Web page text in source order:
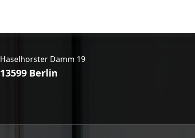
Haselhorster Damm 19
13599 Berlin